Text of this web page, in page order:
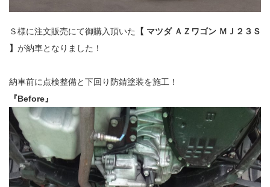
Ｓ様に注文販売にて御購入頂いた
【 マツダ ＡＺワゴン ＭＪ２３Ｓ
】 が納車となりました！
納車前に点検整備と下回り防錆塗装を施工！
『Before』